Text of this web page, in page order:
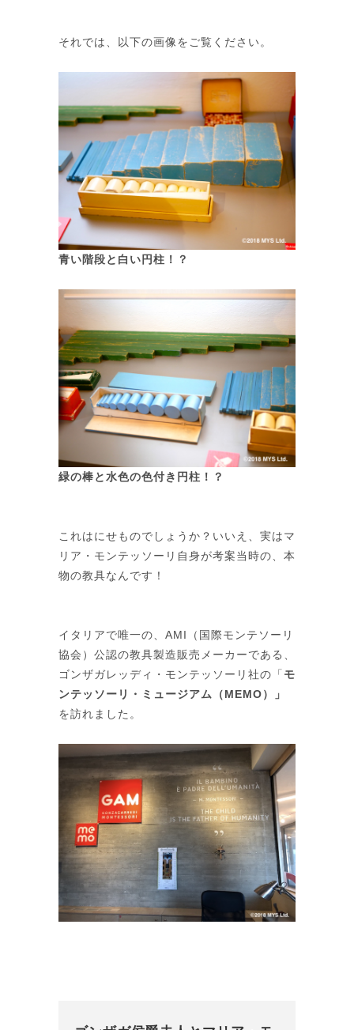
それでは、以下の画像をご覧ください。
青い階段と白い円柱！？
緑の棒と水色の色付き円柱！？
これはにせものでしょうか？いいえ、実はマ
リア・モンテッソーリ自身が考案当時の、本
物の教具なんです！
イタリアで唯一の、AMI（国際モンテソーリ
協会）公認の教具製造販売メーカーである、
ゴンザガレッディ・モンテッソーリ社の「 モ
ンテッソーリ・ミュージアム（MEMO）」
を訪れました。